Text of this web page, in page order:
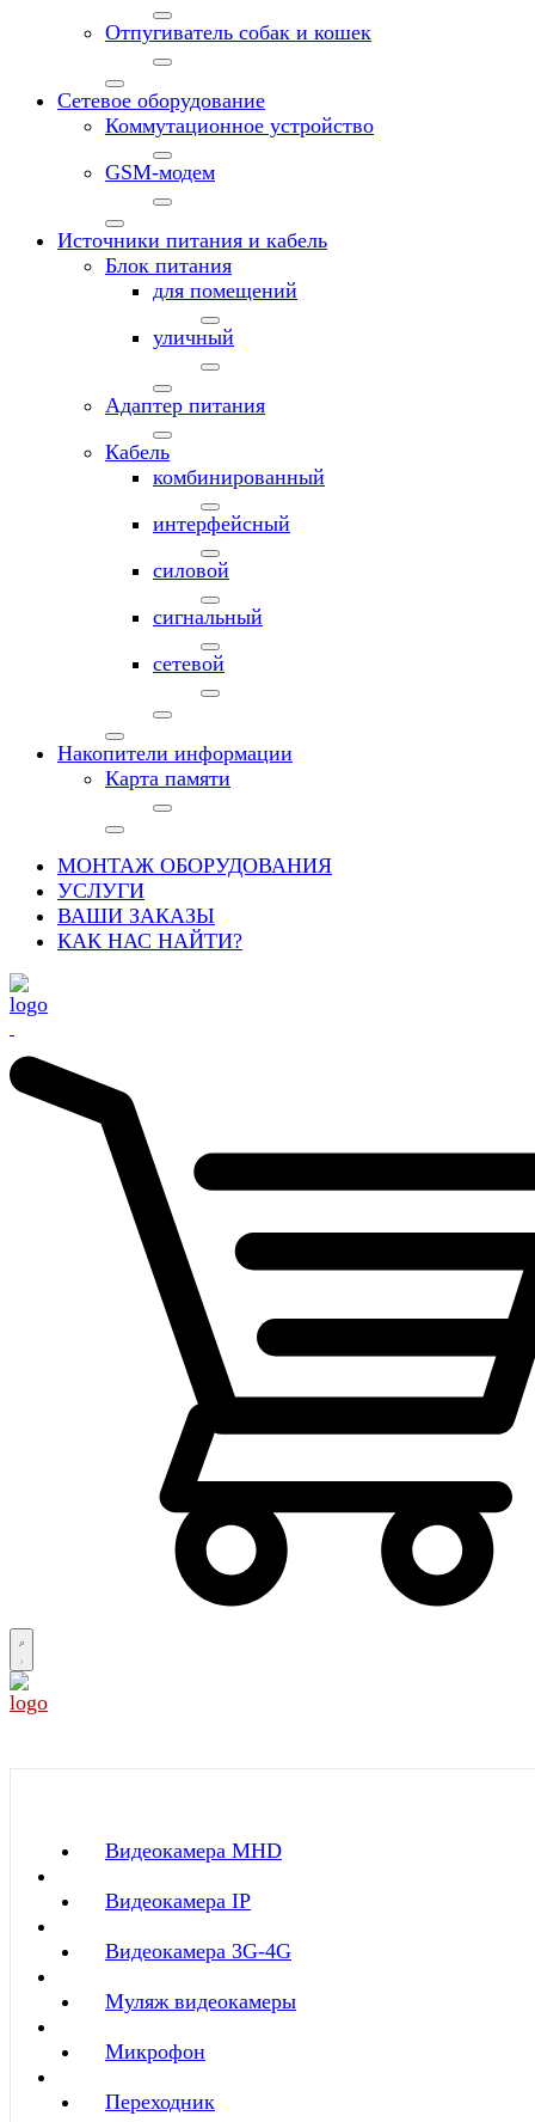
Отпугиватель собак и кошек
Сетевое оборудование
Коммутационное устройство
GSM-модем
Источники питания и кабель
Блок питания
для помещений
уличный
Адаптер питания
Кабель
комбинированный
интерфейсный
силовой
сигнальный
сетевой
Накопители информации
Карта памяти
МОНТАЖ ОБОРУДОВАНИЯ
УСЛУГИ
ВАШИ ЗАКАЗЫ
КАК НАС НАЙТИ?
Видеокамера MНD
Видеокамера IP
Видеокамера 3G-4G
Муляж видеокамеры
Микрофон
Переходник